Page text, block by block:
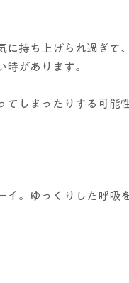
に持ち上げられ過ぎて
があります。
てしまったりする可能
イ。ゆっくりした呼吸